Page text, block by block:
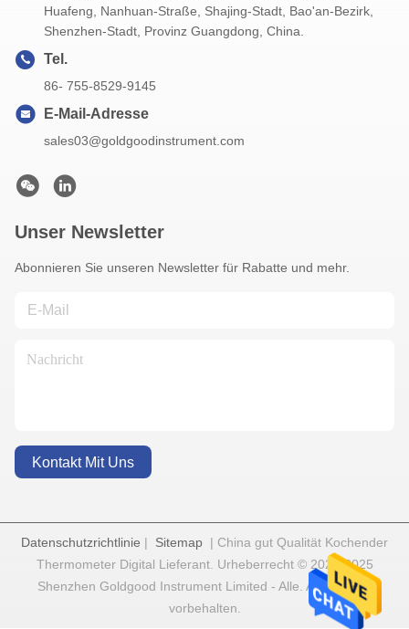
Huafeng, Nanhuan-Straße, Shajing-Stadt, Bao'an-Bezirk,
Shenzhen-Stadt, Provinz Guangdong, China.
Tel.
86- 755-8529-9145
E-Mail-Adresse
sales03@goldgoodinstrument.com
Unser Newsletter
Abonnieren Sie unseren Newsletter für Rabatte und mehr.
Kontakt Mit Uns
Datenschutzrichtlinie | Sitemap | China gut Qualität Kochender
Thermometer Digital Lieferant. Urheberrecht © 2022-2025
Shenzhen Goldgood Instrument Limited - Alle. Alle Rechte
vorbehalten.